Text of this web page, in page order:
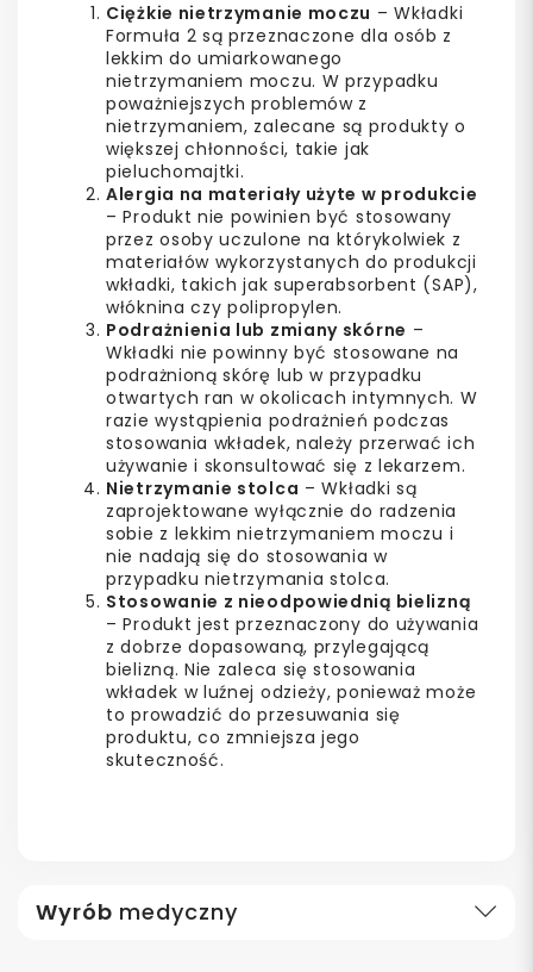
Ciężkie nietrzymanie moczu – Wkładki
Formuła 2 są przeznaczone dla osób z
lekkim do umiarkowanego
nietrzymaniem moczu. W przypadku
poważniejszych problemów z
nietrzymaniem, zalecane są produkty o
większej chłonności, takie jak
pieluchomajtki.
Alergia na materiały użyte w produkcie
– Produkt nie powinien być stosowany
przez osoby uczulone na którykolwiek z
materiałów wykorzystanych do produkcji
wkładki, takich jak superabsorbent (SAP),
włóknina czy polipropylen.
Podrażnienia lub zmiany skórne –
Wkładki nie powinny być stosowane na
podrażnioną skórę lub w przypadku
otwartych ran w okolicach intymnych. W
razie wystąpienia podrażnień podczas
stosowania wkładek, należy przerwać ich
używanie i skonsultować się z lekarzem.
Nietrzymanie stolca – Wkładki są
zaprojektowane wyłącznie do radzenia
sobie z lekkim nietrzymaniem moczu i
nie nadają się do stosowania w
przypadku nietrzymania stolca.
Stosowanie z nieodpowiednią bielizną
– Produkt jest przeznaczony do używania
z dobrze dopasowaną, przylegającą
bielizną. Nie zaleca się stosowania
wkładek w luźnej odzieży, ponieważ może
to prowadzić do przesuwania się
produktu, co zmniejsza jego
skuteczność.
Wyrób medyczny